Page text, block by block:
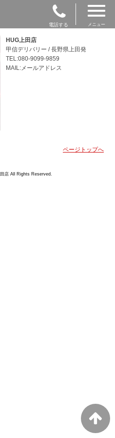
電話する メニュー
HUG上田店
甲信デリバリー / 長野県上田発
TEL:080-9099-9859
MAIL:メールアドレス
ページトップへ
店 All Rights Reserved.